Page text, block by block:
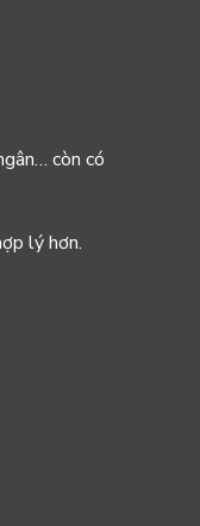
còn có
lý hơn.